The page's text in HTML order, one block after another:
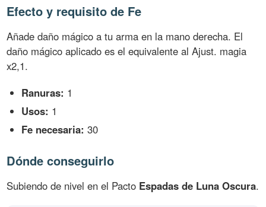
Efecto y requisito de Fe
Añade daño mágico a tu arma en la mano derecha. El
daño mágico aplicado es el equivalente al Ajust. magia
x2,1.
Ranuras: 1
Usos: 1
Fe necesaria: 30
Dónde conseguirlo
Subiendo de nivel en el Pacto Espadas de Luna Oscura.